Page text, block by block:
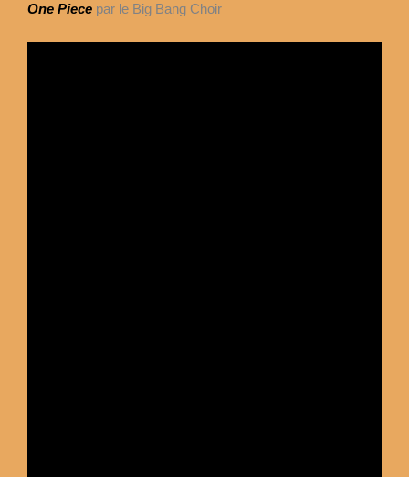
One Piece par le Big Bang Choir